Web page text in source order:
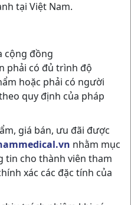
tại Việt Nam.
cộng đồng
phải có đủ trình độ
hoặc phải có người
quy định của pháp
giá bán, ưu đãi được
nhằm mục
tin cho thành viên tham
xác các đặc tính của